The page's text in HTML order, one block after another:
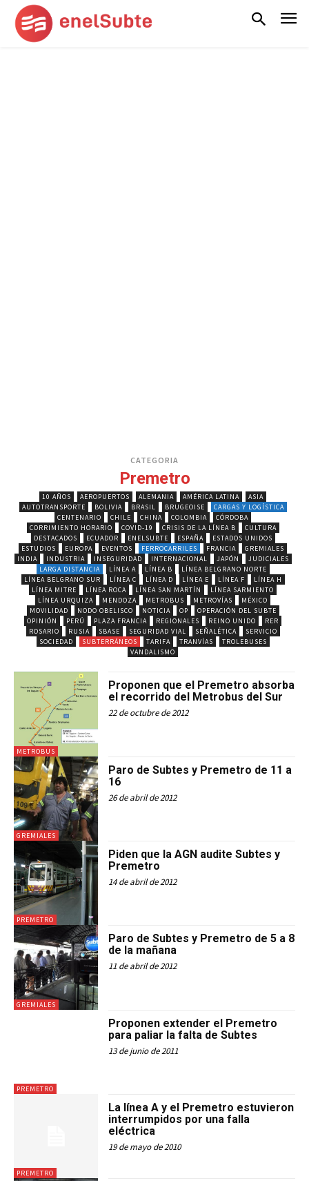
CATEGORIA
Premetro
10 AÑOS AEROPUERTOS ALEMANIA AMÉRICA LATINA
ASIA
AUTOTRANSPORTE
BOLIVIA BRASIL BRUGEOISE
CARGAS Y LOGÍSTICA
CENTENARIO
CHILE CHINA COLOMBIA
CÓRDOBA
CORRIMIENTO HORARIO
COVID-19 CRISIS DE LA LÍNEA B
CULTURA
DESTACADOS
ECUADOR ENELSUBTE ESPAÑA
ESTADOS UNIDOS
ESTUDIOS
EUROPA EVENTOS FERROCARRILES FRANCIA
GREMIALES
INDIA
INDUSTRIA INSEGURIDAD INTERNACIONAL JAPÓN
JUDICIALES
LARGA DISTANCIA
LÍNEA A LÍNEA B
LÍNEA BELGRANO NORTE
LÍNEA BELGRANO SUR
LÍNEA C LÍNEA D LÍNEA E LÍNEA F
LÍNEA H
LÍNEA MITRE
LÍNEA ROCA LÍNEA SAN MARTÍN
LÍNEA SARMIENTO
LÍNEA URQUIZA
MENDOZA METROBUS METROVÍAS
MÉXICO
MOVILIDAD
NODO OBELISCO NOTICIA OP
OPERACIÓN DEL SUBTE
OPINIÓN
PERÚ PLAZA FRANCIA REGIONALES REINO UNIDO
RER
ROSARIO
RUSIA SBASE SEGURIDAD VIAL SEÑALÉTICA
SERVICIO
SOCIEDAD
SUBTERRÁNEOS TARIFA TRANVÍAS
TROLEBUSES
VANDALISMO
METROBUS
Proponen que el Premetro absorba
el recorrido del Metrobus del Sur
22 de octubre de 2012
GREMIALES
Paro de Subtes y Premetro de 11 a
16
26 de abril de 2012
PREMETRO
Piden que la AGN audite Subtes y
Premetro
14 de abril de 2012
GREMIALES
Paro de Subtes y Premetro de 5 a 8
de la mañana
11 de abril de 2012
PREMETRO
Proponen extender el Premetro
para paliar la falta de Subtes
13 de junio de 2011
PREMETRO
La línea A y el Premetro estuvieron
interrumpidos por una falla
eléctrica
19 de mayo de 2010